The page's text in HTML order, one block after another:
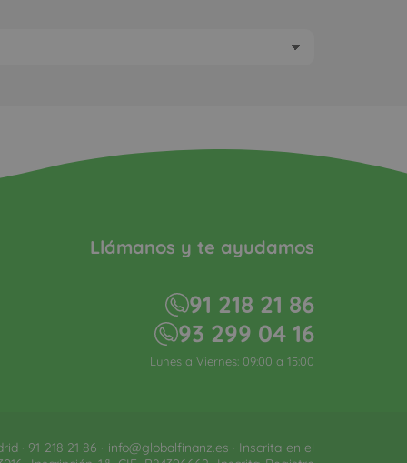
Llámanos y te ayudamos
91 218 21 86
93 299 04 16
Lunes a Viernes: 09:00 a 15:00
· 91 218 21 86 · info@globalfinanz.es · Inscrita en el